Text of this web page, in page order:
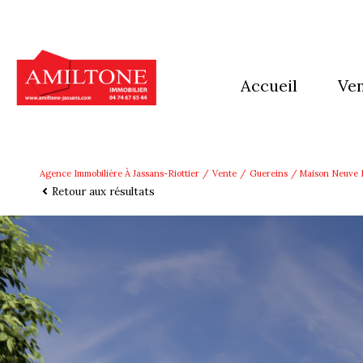
accueil
Agence Immobilière À Jassans-Riottier Vente Guereins Maison Neuve
Retour aux résultats